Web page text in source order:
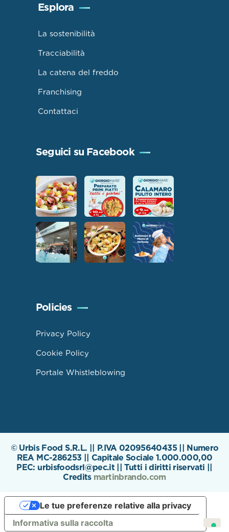
Esplora
La sostenibilità
Tracciabilità
La catena del freddo
Franchising
Contattaci
Seguici su Facebook
Policies
Privacy Policy
Cookie Policy
Portale Whistleblowing
© Urbis Food S.R.L. || P.IVA 02095640435 || Numero
REA MC-286253 || Capitale Sociale 1.000.000,00
PEC: urbisfoodsrl@pec.it || Tutti i diritti riservati ||
Credits martinbrando.com
Informativa sulla raccolta
Le tue preferenze relative alla privacy